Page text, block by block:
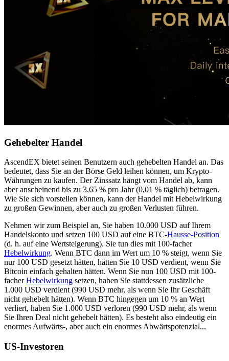
Gehebelter Handel
AscendEX bietet seinen Benutzern auch gehebelten Handel an. Das
bedeutet, dass Sie an der Börse Geld leihen können, um Krypto-
Währungen zu kaufen. Der Zinssatz hängt vom Handel ab, kann
aber anscheinend bis zu 3,65 % pro Jahr (0,01 % täglich) betragen.
Wie Sie sich vorstellen können, kann der Handel mit Hebelwirkung
zu großen Gewinnen, aber auch zu großen Verlusten führen.
Nehmen wir zum Beispiel an, Sie haben 10.000 USD auf Ihrem
Handelskonto und setzen 100 USD auf eine BTC-Hausse-Position
(d. h. auf eine Wertsteigerung). Sie tun dies mit 100-facher
Hebelwirkung. Wenn BTC dann im Wert um 10 % steigt, wenn Sie
nur 100 USD gesetzt hätten, hätten Sie 10 USD verdient, wenn Sie
Bitcoin einfach gehalten hätten. Wenn Sie nun 100 USD mit 100-
facherHebelwirkung setzen, haben Sie stattdessen zusätzliche
1.000 USD verdient (990 USD mehr, als wenn Sie Ihr Geschäft
nicht gehebelt hätten). Wenn BTC hingegen um 10 % an Wert
verliert, haben Sie 1.000 USD verloren (990 USD mehr, als wenn
Sie Ihren Deal nicht gehebelt hätten). Es besteht also eindeutig ein
enormes Aufwärts-, aber auch ein enormes Abwärtspotenzial...
US-Investoren